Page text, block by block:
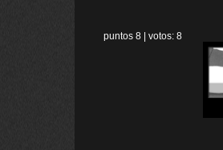
puntos 8 | votos: 8